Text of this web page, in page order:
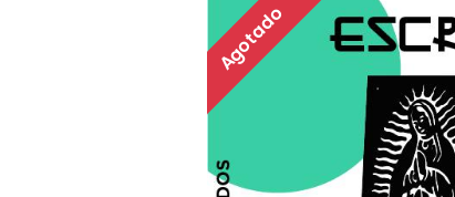
Agotado